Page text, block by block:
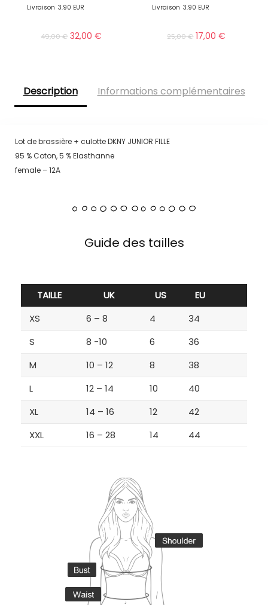
Livraison 3.90 EUR
49,00€ 32,00€
Livraison 3.90 EUR
25,00€ 17,00€
Description Informations complémentaires
Lot de brassière + culotte DKNY JUNIOR FILLE
95 % Coton, 5 % Elasthanne
female – 12A
Guide des tailles
TAILLE UK US
EU
XS
6 – 8 4
34
S
8 -10 6
36
M
10 – 12 8
38
L
12 – 14 10
40
XL
14 – 16 12
42
XXL
16 – 28 14 44